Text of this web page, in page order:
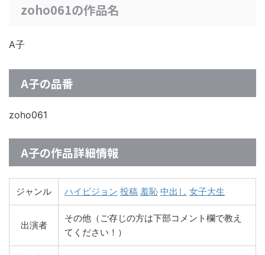
zoho061の作品名
A子
A子の品番
zoho061
A子の作品詳細情報
ジャンル ハイビジョン 投稿 羞恥 中出し 女子大生
出演者
その他（ご存じの方は下部コメント欄で教え
てください！）